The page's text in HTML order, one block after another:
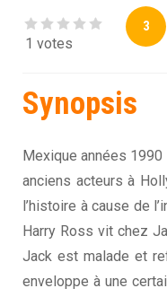
1 votes
3
Synopsis
Mexique années
anciens acteurs à
l’histoire à cause de
Harry Ross vit chez
Jack est malade et
enveloppe à une